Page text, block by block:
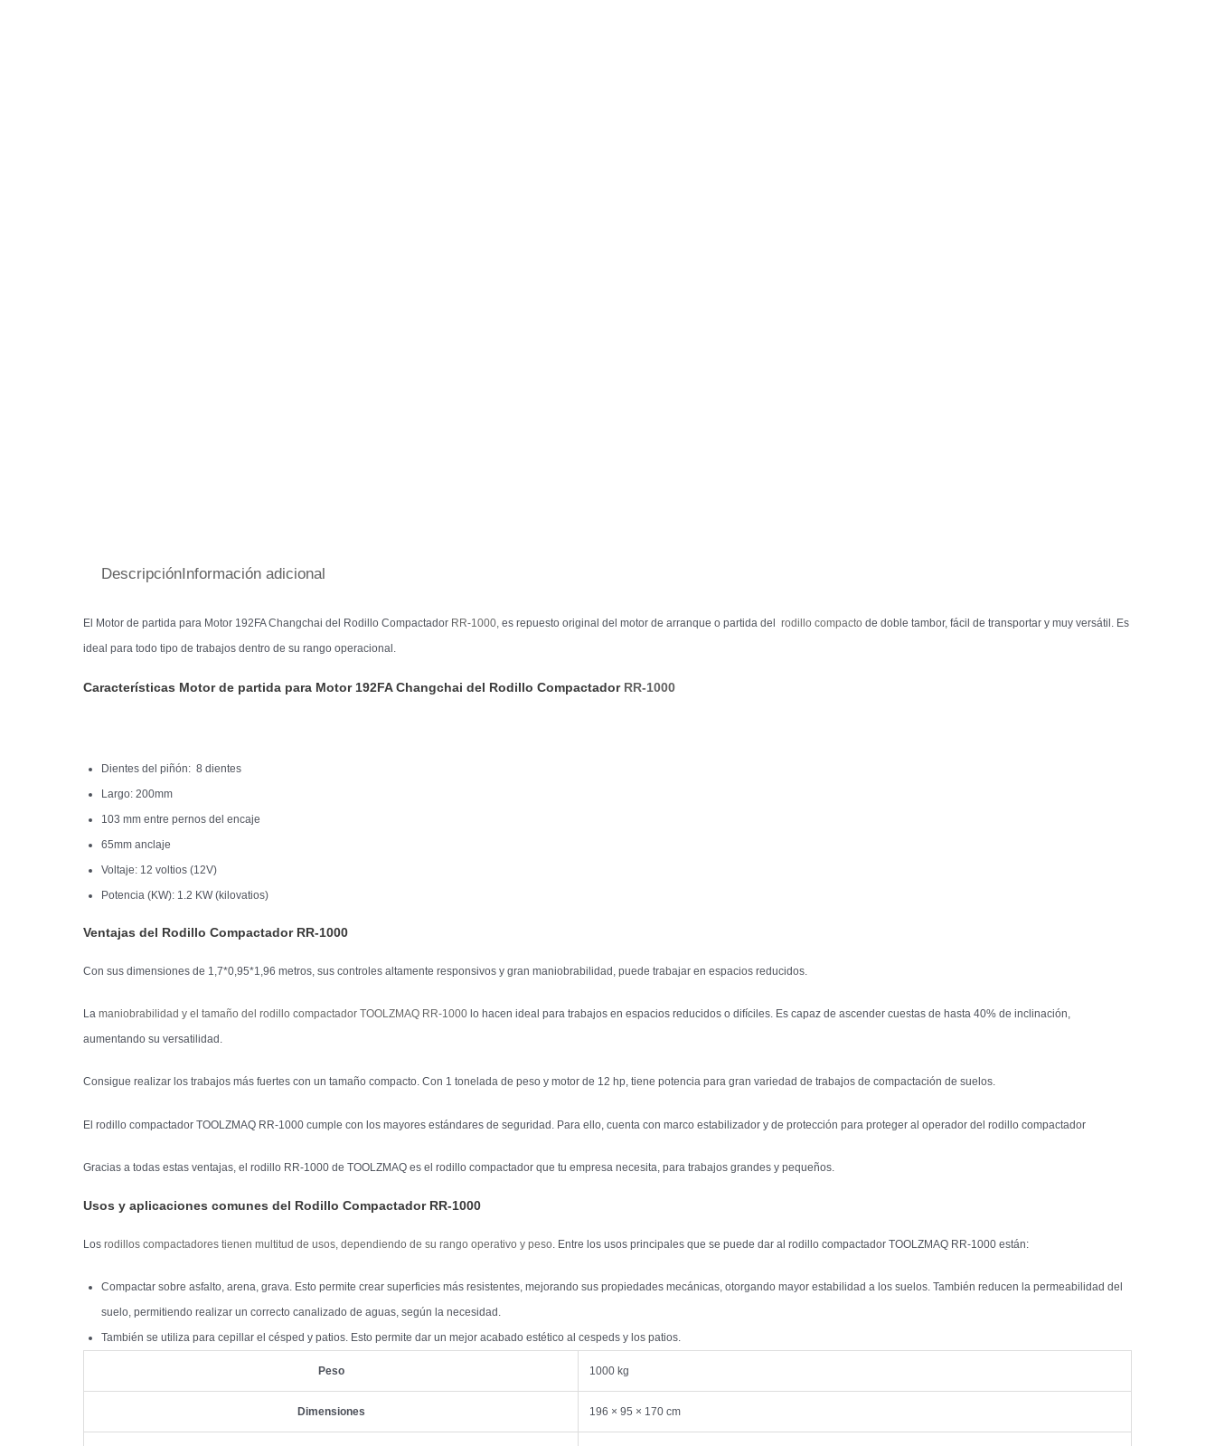
Descripción Información adicional
El Motor de partida para Motor 192FA Changchai del Rodillo Compactador RR-1000, es repuesto original del motor de arranque o partida del rodillo compacto de doble tambor, fácil de transportar y muy versátil. Es
ideal para todo tipo de trabajos dentro de su rango operacional.
Características Motor de partida para Motor 192FA Changchai del Rodillo Compactador RR-1000
Dientes del piñón: 8 dientes
Largo: 200mm
103 mm entre pernos del encaje
65mm anclaje
Voltaje: 12 voltios (12V)
Potencia (KW): 1.2 KW (kilovatios)
Ventajas del Rodillo Compactador RR-1000
Con sus dimensiones de 1,7*0,95*1,96 metros, sus controles altamente responsivos y gran maniobrabilidad, puede trabajar en espacios reducidos.
La maniobrabilidad y el tamaño del rodillo compactador TOOLZMAQ RR-1000 lo hacen ideal para trabajos en espacios reducidos o difíciles. Es capaz de ascender cuestas de hasta 40% de inclinación,
aumentando su versatilidad.
Consigue realizar los trabajos más fuertes con un tamaño compacto. Con 1 tonelada de peso y motor de 12 hp, tiene potencia para gran variedad de trabajos de compactación de suelos.
El rodillo compactador TOOLZMAQ RR-1000 cumple con los mayores estándares de seguridad. Para ello, cuenta con marco estabilizador y de protección para proteger al operador del rodillo compactador
Gracias a todas estas ventajas, el rodillo RR-1000 de TOOLZMAQ es el rodillo compactador que tu empresa necesita, para trabajos grandes y pequeños.
Usos y aplicaciones comunes del Rodillo Compactador RR-1000
Los rodillos compactadores tienen multitud de usos, dependiendo de su rango operativo y peso. Entre los usos principales que se puede dar al rodillo compactador TOOLZMAQ RR-1000 están:
Compactar sobre asfalto, arena, grava. Esto permite crear superficies más resistentes, mejorando sus propiedades mecánicas, otorgando mayor estabilidad a los suelos. También reducen la permeabilidad del
suelo, permitiendo realizar un correcto canalizado de aguas, según la necesidad.
También se utiliza para cepillar el césped y patios. Esto permite dar un mejor acabado estético al cespeds y los patios.
Peso 1000 kg
Dimensiones 196 × 95 × 170 cm